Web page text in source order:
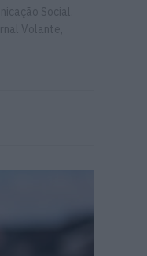
Social,
Volante,